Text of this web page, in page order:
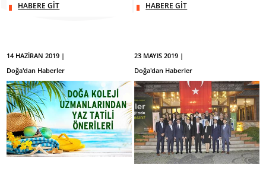
HABERE GİT HABERE GİT
14 HAZİRAN 2019 |
Doğa'dan Haberler
23 MAYIS 2019 |
Doğa'dan Haberler